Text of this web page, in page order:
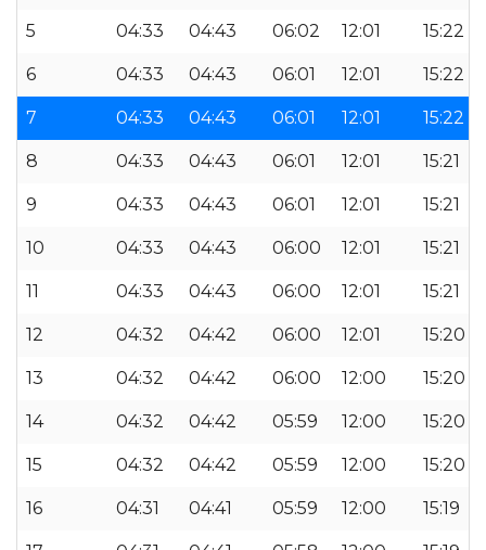
5 04:33 04:43 06:02 12:01 15:22
6 04:33 04:43 06:01 12:01 15:22
7 04:33 04:43 06:01 12:01 15:22
8 04:33 04:43 06:01 12:01 15:21
9 04:33 04:43 06:01 12:01 15:21
10 04:33 04:43 06:00 12:01 15:21
11 04:33 04:43 06:00 12:01 15:21
12 04:32 04:42 06:00 12:01 15:20
13 04:32 04:42 06:00 12:00 15:20
14 04:32 04:42 05:59 12:00 15:20
15 04:32 04:42 05:59 12:00 15:20
16 04:31 04:41 05:59 12:00 15:19